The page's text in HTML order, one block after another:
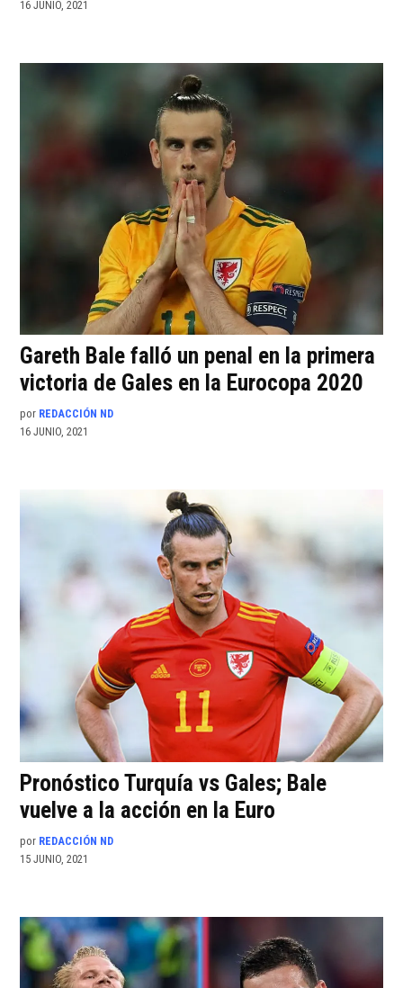
16 JUNIO, 2021
Gareth Bale falló un penal en la primera
victoria de Gales en la Eurocopa 2020
por REDACCIÓN ND
16 JUNIO, 2021
Pronóstico Turquía vs Gales; Bale
vuelve a la acción en la Euro
por REDACCIÓN ND
15 JUNIO, 2021